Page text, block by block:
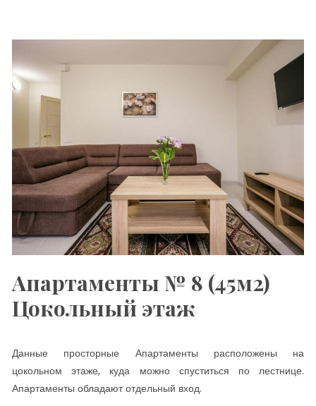
Апартаменты № 8 (45м2)
Цокольный этаж
Данные просторные Апартаменты расположены на
цокольном этаже, куда можно спуститься по лестнице.
Апартаменты обладают отдельный вход.